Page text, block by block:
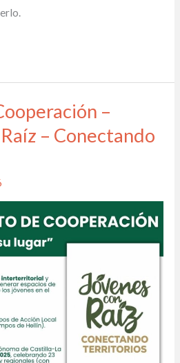
–
– Conectando